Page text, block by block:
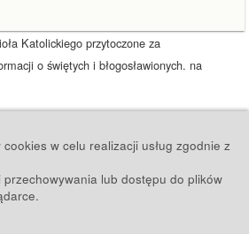
Katolickiego przytoczone za
o świętych i błogosławionych. na
w celu realizacji usług zgodnie z
lub dostępu do plików